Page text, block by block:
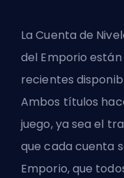
La Cuenta de
del Emporio
recientes
Ambos títulos
juego, ya sea el
que cada cuenta
Emporio, que